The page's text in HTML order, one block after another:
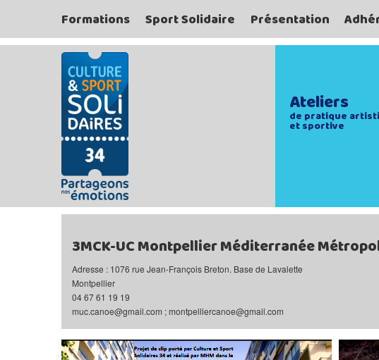
Formations Sport Solidaire Présentation
Ateliers
de pratique
et sportive
3MCK-UC Montpellier Méditerranée
Adresse : 1076 rue Jean-François Breton. Base de Lavalette
Montpellier
04 67 61 19 19
muc.canoe@gmail.com ; montpelliercanoe@gmail.com